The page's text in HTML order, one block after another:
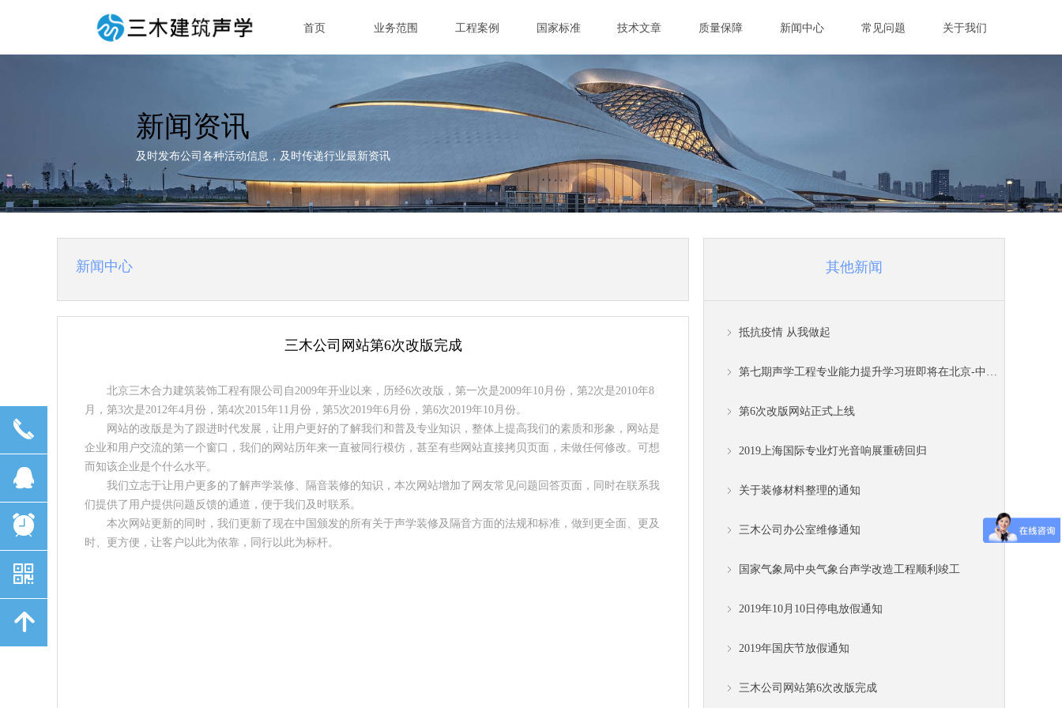
首页 业务范围 工程案例 国家标准 技术文章 质量保障 新闻中心 常见问题 关于我们
三木公司网站第6次改版完成
北京三木合力建筑装饰工程有限公司自2009年开业以来，历经6次改版，第一次是2009年10月份，第2次是2010年8
月，第3次是2012年4月份，第4次2015年11月份，第5次2019年6月份，第6次2019年10月份。
网站的改版是为了跟进时代发展，让用户更好的了解我们和普及专业知识，整体上提高我们的素质和形象，网站是
企业和用户交流的第一个窗口，我们的网站历年来一直被同行模仿，甚至有些网站直接拷贝页面，未做任何修改。可想
而知该企业是个什么水平。
我们立志于让用户更多的了解声学装修、隔音装修的知识，本次网站增加了网友常见问题回答页面，同时在联系我
们提供了用户提供问题反馈的通道，便于我们及时联系。
本次网站更新的同时，我们更新了现在中国颁发的所有关于声学装修及隔音方面的法规和标准，做到更全面、更及
时、更方便，让客户以此为依靠，同行以此为标杆。
新闻中心 其他新闻
ꁇ 抵抗疫情 从我做起
ꁇ 第七期声学工程专业能力提升学习班即将在北京-中国劳动关系学院培训中心11月15日至19日召开
ꁇ 第6次改版网站正式上线
ꁇ 2019上海国际专业灯光音响展重磅回归
ꁇ 关于装修材料整理的通知
ꁇ 三木公司办公室维修通知
ꁇ 国家气象局中央气象台声学改造工程顺利竣工
ꁇ 2019年10月10日停电放假通知
ꁇ 2019年国庆节放假通知
ꁇ 三木公司网站第6次改版完成
新闻资讯
及时发布公司各种活动信息，及时传递行业最新资讯
끅
뀩
뀥
낃
녕